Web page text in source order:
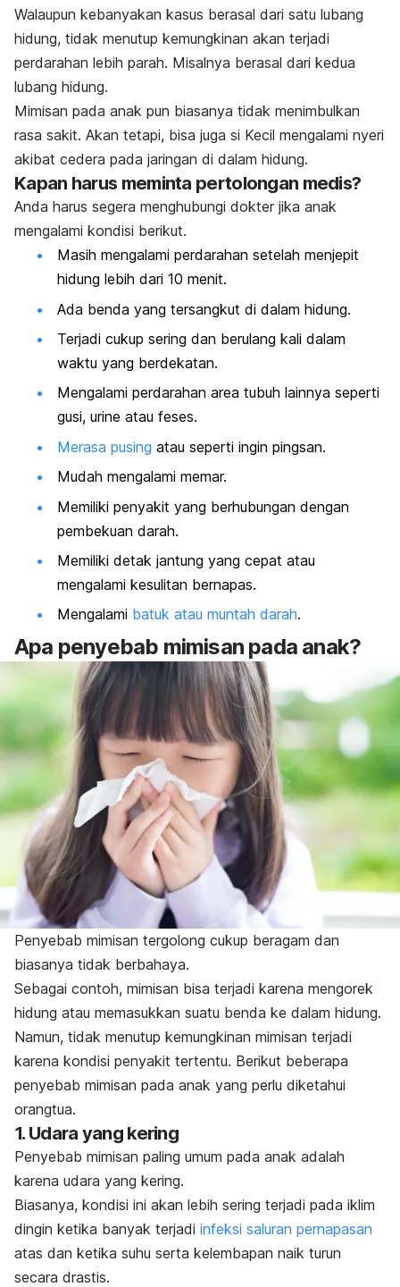
Walaupun kebanyakan kasus berasal dari satu lubang
hidung, tidak menutup kemungkinan akan terjadi
perdarahan lebih parah. Misalnya berasal dari kedua
lubang hidung.
Mimisan pada anak pun biasanya tidak menimbulkan
rasa sakit. Akan tetapi, bisa juga si Kecil mengalami nyeri
akibat cedera pada jaringan di dalam hidung.
Kapan harus meminta pertolongan medis?
Anda harus segera menghubungi dokter jika anak
mengalami kondisi berikut.
Masih mengalami perdarahan setelah menjepit
hidung lebih dari 10 menit.
Ada benda yang tersangkut di dalam hidung.
Terjadi cukup sering dan berulang kali dalam
waktu yang berdekatan.
Mengalami perdarahan area tubuh lainnya seperti
gusi, urine atau feses.
Merasa pusing atau seperti ingin pingsan.
Mudah mengalami memar.
Memiliki penyakit yang berhubungan dengan
pembekuan darah.
Memiliki detak jantung yang cepat atau
mengalami kesulitan bernapas.
Mengalami batuk atau muntah darah.
Apa penyebab mimisan pada anak?
Penyebab mimisan tergolong cukup beragam dan
biasanya tidak berbahaya.
Sebagai contoh, mimisan bisa terjadi karena mengorek
hidung atau memasukkan suatu benda ke dalam hidung.
Namun, tidak menutup kemungkinan mimisan terjadi
karena kondisi penyakit tertentu. Berikut beberapa
penyebab mimisan pada anak yang perlu diketahui
orangtua.
1. Udara yang kering
Penyebab mimisan paling umum pada anak adalah
karena udara yang kering.
Biasanya, kondisi ini akan lebih sering terjadi pada iklim
dingin ketika banyak terjadi infeksi saluran pernapasan
atas dan ketika suhu serta kelembapan naik turun
secara drastis.